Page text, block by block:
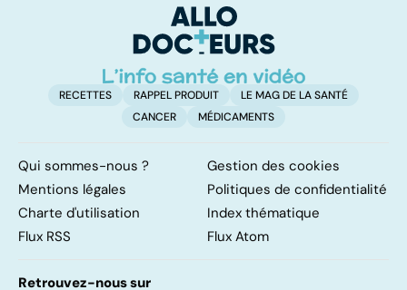
surveillance
RECETTES RAPPEL PRODUIT
LE MAG DE LA SANTÉ
CANCER
MÉDICAMENTS
Qui sommes-nous ?
Gestion des cookies
Mentions légales
Politiques de confidentialité
Charte d'utilisation
Index thématique
Flux RSS
Flux Atom
Retrouvez-nous sur